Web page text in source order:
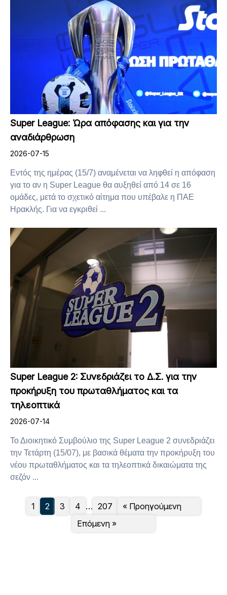
Super League: Ώρα απόφασης και για την
αναδιάρθρωση
2026-07-15
Εντός της ημέρας (15/7) αναμένεται να ληφθεί η απόφαση
για το αν η Super League θα αυξηθεί από 14 σε 16
ομάδες, μετά το σχετικό αίτημα που υπέβαλε η ΠΑΕ
Ηρακλής. Για να εγκριθεί ...
Super League 2: Συνεδριάζει το Δ.Σ. για την
προκήρυξη του πρωταθλήματος και τα
τηλεοπτικά
2026-07-14
Το Διοικητικό Συμβούλιο της Super League 2 συνεδριάζει
την Τετάρτη (15/07), με βασικά θέματα την προκήρυξη του
νέου πρωταθλήματος και τα τηλεοπτικά δικαιώματα της
σεζόν ...
« Προηγούμενη
1 2 3 4 … 207
Επόμενη »